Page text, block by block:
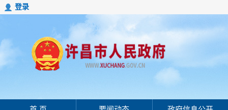
登录